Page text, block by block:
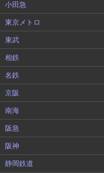
小田急
東京メトロ
東武
相鉄
名鉄
京阪
南海
阪急
阪神
静岡鉄道